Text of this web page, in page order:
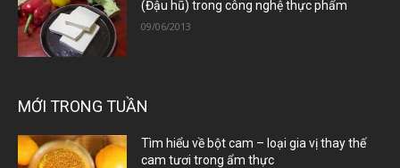
(Đậu hũ) trong công nghệ thực phẩm
09/06/2013
MỚI TRONG TUẦN
Tìm hiểu về bột cam – loại gia vị thay thế
cam tươi trong ẩm thực